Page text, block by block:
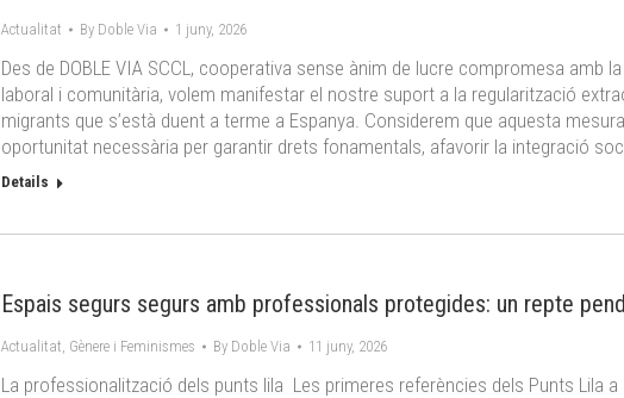
Actualitat By Doble Via 1 juny, 2026
Des de DOBLE VIA SCCL, cooperativa sense ànim de lucre compromesa amb
laboral i comunitària, volem manifestar el nostre suport a la regularització
migrants que s’està duent a terme a Espanya. Considerem que aquesta
oportunitat necessària per garantir drets fonamentals, afavorir la integració
Details
Espais segurs segurs amb professionals protegides: un repte
Actualitat, Gènere i Feminismes By Doble Via 11 juny, 2026
La professionalització dels punts lila Les primeres referències dels Punts Lila